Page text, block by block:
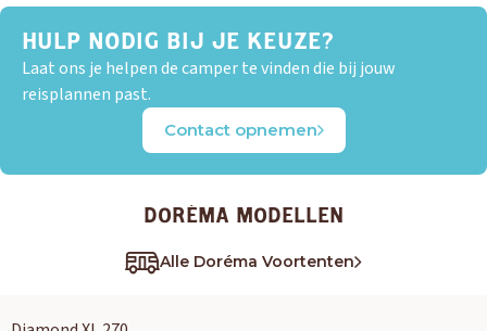
HULP NODIG BIJ JE KEUZE?
Laat ons je helpen de camper te vinden die bij jouw
reisplannen past.
Contact opnemen
DORÉMA MODELLEN
Alle Doréma Voortenten